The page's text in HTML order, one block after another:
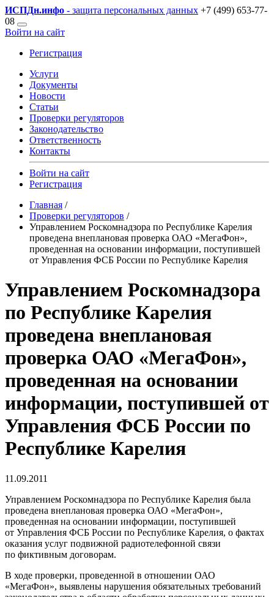
ИСПДн.инфо - защита персональных данных +7 (499) 653-77-
08
Войти на сайт
Регистрация
Услуги
Документы
Новости
Статьи
Проверки регуляторов
Законодательство
Ответственность
Контакты
Войти на сайт
Регистрация
Главная /
Проверки регуляторов /
Управлением Роскомнадзора по Республике Карелия
проведена внеплановая проверка ОАО «МегаФон»,
проведенная на основании информации, поступившей
от Управления ФСБ России по Республике Карелия
Управлением Роскомнадзора
по Республике Карелия
проведена внеплановая
проверка ОАО «МегаФон»,
проведенная на основании
информации, поступившей от
Управления ФСБ России по
Республике Карелия
11.09.2011
Управлением Роскомнадзора по Республике Карелия была
проведена внеплановая проверка ОАО «МегаФон»,
проведенная на основании информации, поступившей
от Управления ФСБ России по Республике Карелия, о фактах
оказания услуг подвижной радиотелефонной связи
по фиктивным договорам.
В ходе проверки, проведенной в отношении ОАО
«МегаФон», выявлены нарушения обязательных требований